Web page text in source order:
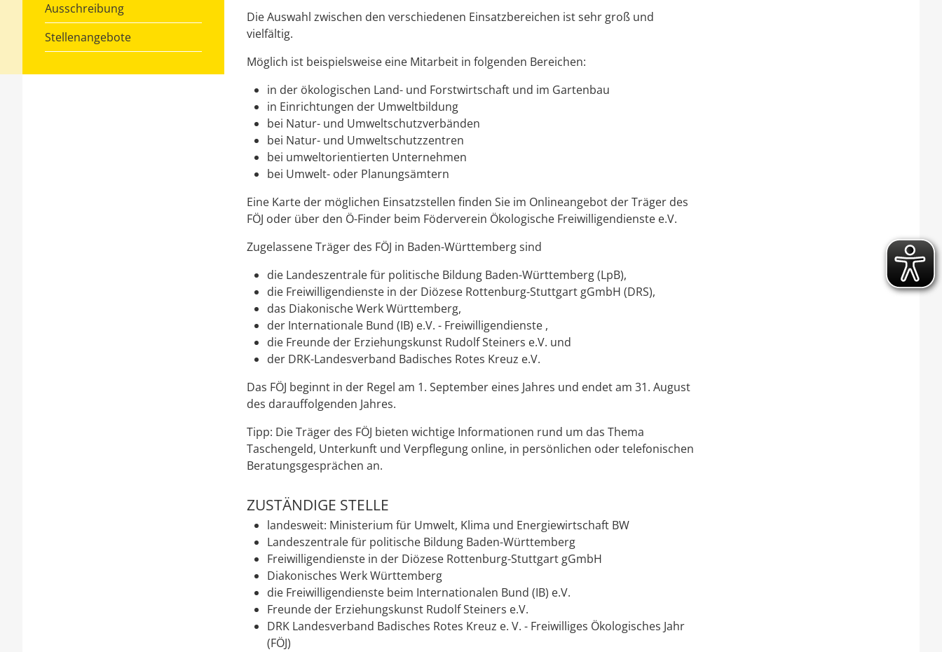
Ausschreibung
Stellenangebote
Die Auswahl zwischen den verschiedenen Einsatzbereichen ist sehr groß und
vielfältig.
Möglich ist beispielsweise eine Mitarbeit in folgenden Bereichen:
in der ökologischen Land- und Forstwirtschaft und im Gartenbau
in Einrichtungen der Umweltbildung
bei Natur- und Umweltschutzverbänden
bei Natur- und Umweltschutzzentren
bei umweltorientierten Unternehmen
bei Umwelt- oder Planungsämtern
Eine Karte der möglichen Einsatzstellen finden Sie im Onlineangebot der Träger des
FÖJ oder über den Ö-Finder beim Föderverein Ökologische Freiwilligendienste e.V.
Zugelassene Träger des FÖJ in Baden-Württemberg sind
die Landeszentrale für politische Bildung Baden-Württemberg (LpB),
die Freiwilligendienste in der Diözese Rottenburg-Stuttgart gGmbH (DRS),
das Diakonische Werk Württemberg,
der Internationale Bund (IB) e.V. - Freiwilligendienste ,
die Freunde der Erziehungskunst Rudolf Steiners e.V. und
der DRK-Landesverband Badisches Rotes Kreuz e.V.
Das FÖJ beginnt in der Regel am 1. September eines Jahres und endet am 31. August
des darauffolgenden Jahres.
Tipp: Die Träger des FÖJ bieten wichtige Informationen rund um das Thema
Taschengeld, Unterkunft und Verpflegung online, in persönlichen oder telefonischen
Beratungsgesprächen an.
ZUSTÄNDIGE STELLE
landesweit: Ministerium für Umwelt, Klima und Energiewirtschaft BW
Landeszentrale für politische Bildung Baden-Württemberg
Freiwilligendienste in der Diözese Rottenburg-Stuttgart gGmbH
Diakonisches Werk Württemberg
die Freiwilligendienste beim Internationalen Bund (IB) e.V.
Freunde der Erziehungskunst Rudolf Steiners e.V.
DRK Landesverband Badisches Rotes Kreuz e. V. - Freiwilliges Ökologisches Jahr
(FÖJ)